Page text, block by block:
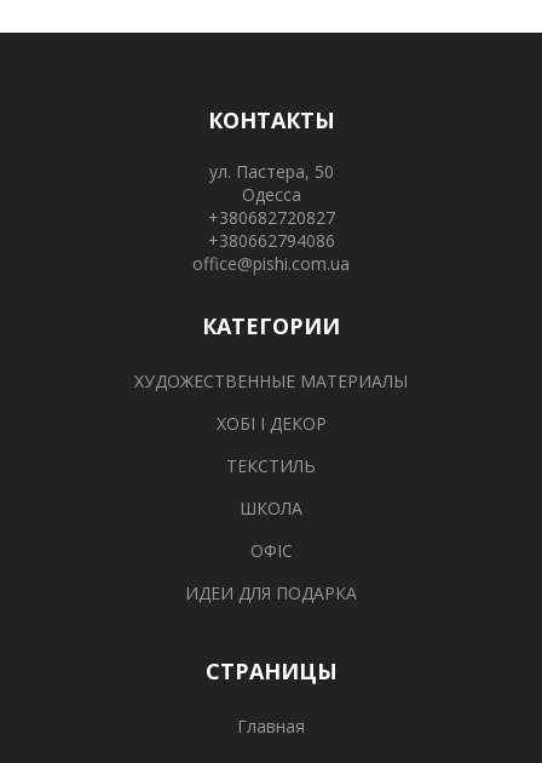
КОНТАКТЫ
ул. Пастера, 50
Одесса
+380682720827
+380662794086
office@pishi.com.ua
КАТЕГОРИИ
ХУДОЖЕСТВЕННЫЕ МАТЕРИАЛЫ
ХОБІ І ДЕКОР
ТЕКСТИЛЬ
ШКОЛА
ОФІС
ИДЕИ ДЛЯ ПОДАРКА
СТРАНИЦЫ
Главная